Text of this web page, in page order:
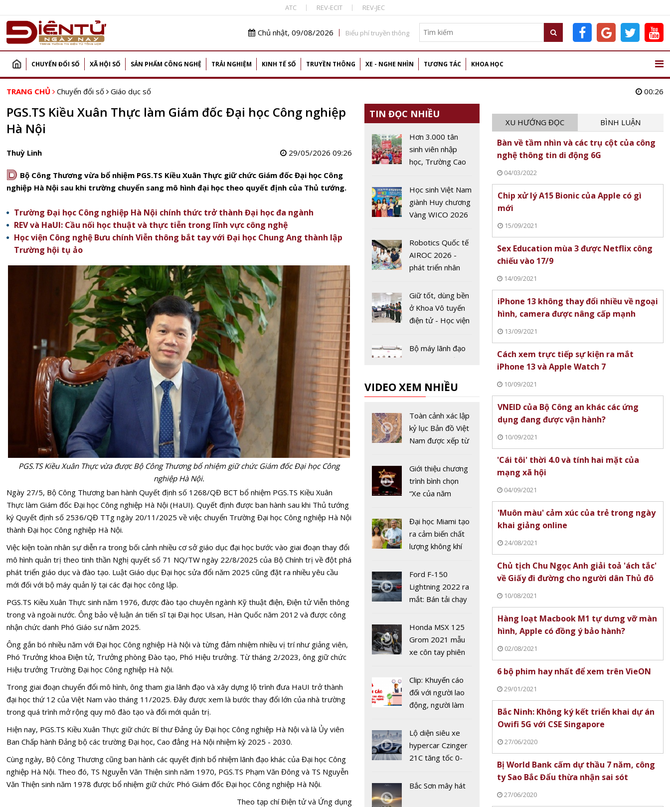
ATC REV-ECIT REV-JEC
Chủ nhật, 09/08/2026 Biểu phí truyền thông
CHUYỂN ĐỔI SỐ XÃ HỘI SỐ SẢN PHẨM CÔNG NGHỆ TRẢI NGHIỆM KINH TẾ SỐ TRUYỀN THÔNG XE - NGHE NHÌN TƯƠNG TÁC KHOA HỌC
TRANG CHỦ Chuyển đổi số Giáo dục số 00:26
PGS.TS Kiều Xuân Thực làm Giám đốc Đại học Công nghiệp
Hà Nội
Thuỳ Linh 29/05/2026 09:26
D Bộ Công Thương vừa bổ nhiệm PGS.TS Kiều Xuân Thực giữ chức Giám đốc Đại học Công
nghiệp Hà Nội sau khi trường chuyển sang mô hình đại học theo quyết định của Thủ tướng.
Trường Đại học Công nghiệp Hà Nội chính thức trở thành Đại học đa ngành
REV và HaUI: Cầu nối học thuật và thực tiễn trong lĩnh vực công nghệ
Học viện Công nghệ Bưu chính Viễn thông bắt tay với Đại học Chung Ang thành lập
Trường hội tụ ảo
PGS.TS Kiều Xuân Thực vừa được Bộ Công Thương bổ nhiệm giữ chức Giám đốc Đại học Công
nghiệp Hà Nội.
Ngày 27/5, Bộ Công Thương ban hành Quyết định số 1268/QĐ BCT bổ nhiệm PGS.TS Kiều Xuân
Thực làm Giám đốc Đại học Công nghiệp Hà Nội (HaUI). Quyết định được ban hành sau khi Thủ tướng
ký Quyết định số 2536/QĐ TTg ngày 20/11/2025 về việc chuyển Trường Đại học Công nghiệp Hà Nội
thành Đại học Công nghiệp Hà Nội.
Việc kiện toàn nhân sự diễn ra trong bối cảnh nhiều cơ sở giáo dục đại học bước vào giai đoạn thay đổi
mô hình quản trị theo tinh thần Nghị quyết số 71 NQ/TW ngày 22/8/2025 của Bộ Chính trị về đột phá
phát triển giáo dục và đào tạo. Luật Giáo dục Đại học sửa đổi năm 2025 cũng đặt ra nhiều yêu cầu
mới đối với bộ máy quản lý tại các đại học công lập.
PGS.TS Kiều Xuân Thực sinh năm 1976, được đào tạo chuyên ngành Kỹ thuật điện, Điện tử Viễn thông
trong và ngoài nước. Ông bảo vệ luận án tiến sĩ tại Đại học Ulsan, Hàn Quốc năm 2012 và được công
nhận chức danh Phó Giáo sư năm 2025.
Ông gắn bó nhiều năm với Đại học Công nghiệp Hà Nội và từng đảm nhiệm nhiều vị trí như giảng viên,
Phó Trưởng khoa Điện tử, Trưởng phòng Đào tạo, Phó Hiệu trưởng. Từ tháng 2/2023, ông giữ chức
Hiệu trưởng Trường Đại học Công nghiệp Hà Nội.
Trong giai đoạn chuyển đổi mô hình, ông tham gia lãnh đạo và xây dựng lộ trình đưa HaUI trở thành
đại học thứ 12 của Việt Nam vào tháng 11/2025. Đây được xem là bước thay đổi lớn của nhà trường
trong quá trình mở rộng quy mô đào tạo và đổi mới quản trị.
Hiện nay, PGS.TS Kiều Xuân Thực giữ chức Bí thư Đảng ủy Đại học Công nghiệp Hà Nội và là Ủy viên
Ban Chấp hành Đảng bộ các trường Đại học, Cao đẳng Hà Nội nhiệm kỳ 2025 - 2030.
Cùng ngày, Bộ Công Thương cũng ban hành các quyết định bổ nhiệm lãnh đạo khác của Đại học Công
nghiệp Hà Nội. Theo đó, TS Nguyễn Văn Thiện sinh năm 1970, PGS.TS Phạm Văn Đông và TS Nguyễn
Văn Thiện sinh năm 1978 được bổ nhiệm giữ chức Phó Giám đốc Đại học Công nghiệp Hà Nội.
Theo tạp chí Điện tử và Ứng dụng
TIN ĐỌC NHIỀU
Hơn 3.000 tân
sinh viên nhập
học, Trường Cao
cao Hà Nội lập kỷ
lục tuyển sinh
Học sinh Việt Nam
giành Huy chương
Vàng WICO 2026
Robotics Quốc tế
AIROC 2026 -
phát triển nhân
số quốc gia
Giữ tốt, dùng bền
ở Khoa Vô tuyến
điện tử - Học viện
Bộ máy lãnh đạo
Học viện Chiến
Công nghệ hoàn
thiện với 5 nhân
sự mới
trước 'giờ G' khai
mở kỳ thi tốt
nghiệp THPT
Trao Giải báo chí
toàn quốc ‘Vì sự
nghiệp giáo dục
nghệ hàng đầu Mỹ
mở trung tâm
khoa học công
tại Hà Nội
VIDEO XEM NHIỀU
Toàn cảnh xác lập
kỷ lục Bản đồ Việt
Nam được xếp từ
năm 2022
Giới thiệu chương
trình bình chọn
“Xe của năm
Đại học Miami tạo
ra cảm biến chất
lượng không khí
19
Ford F-150
Lightning 2022 ra
mắt: Bán tải chạy
chưa đến 40 nghìn
USD
Honda MSX 125
Grom 2021 mẫu
xe côn tay phiên
Clip: Khuyến cáo
đối với người lao
động, người làm
hàng tại khu dịch
vụ trong dịch
Covid-19
Lộ diện siêu xe
hypercar Czinger
21C tăng tốc 0-
2 giây
Bắc Sơn mây hát
XU HƯỚNG ĐỌC BÌNH LUẬN
Bàn về tầm nhìn và các trụ cột của công
nghệ thông tin di động 6G
04/03/2022
Chip xử lý A15 Bionic của Apple có gì
mới
15/09/2021
Sex Education mùa 3 được Netflix công
chiếu vào 17/9
14/09/2021
iPhone 13 không thay đổi nhiều về ngoại
hình, camera được nâng cấp mạnh
13/09/2021
Cách xem trực tiếp sự kiện ra mắt
iPhone 13 và Apple Watch 7
10/09/2021
VNEID của Bộ Công an khác các ứng
dụng đang được vận hành?
10/09/2021
'Cái tôi' thời 4.0 và tính hai mặt của
mạng xã hội
04/09/2021
'Muôn màu' cảm xúc của trẻ trong ngày
khai giảng online
24/08/2021
Chủ tịch Chu Ngọc Anh giải toả 'ách tắc'
về Giấy đi đường cho người dân Thủ đô
10/08/2021
Hàng loạt Macbook M1 tự dưng vỡ màn
hình, Apple có đồng ý bảo hành?
02/08/2021
6 bộ phim hay nhất để xem trên VieON
29/01/2021
Bắc Ninh: Không ký kết triển khai dự án
Owifi 5G với CSE Singapore
27/06/2020
Bị World Bank cấm dự thầu 7 năm, công
ty Sao Bắc Đẩu thừa nhận sai sót
27/06/2020